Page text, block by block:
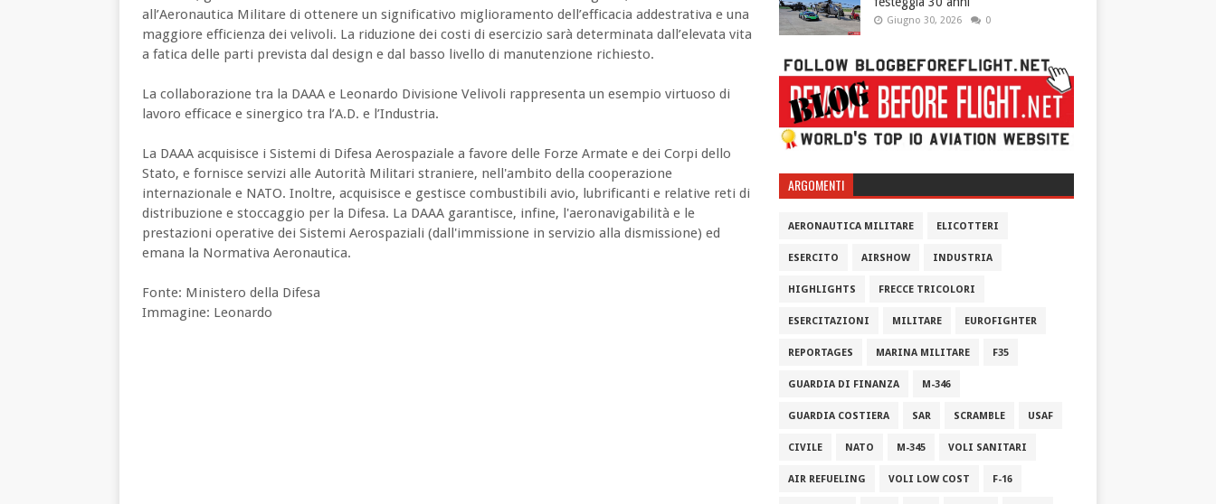
all’Aeronautica Militare di ottenere un significativo miglioramento dell’efficacia addestrativa e una
maggiore efficienza dei velivoli. La riduzione dei costi di esercizio sarà determinata dall’elevata vita
a fatica delle parti prevista dal design e dal basso livello di manutenzione richiesto.
La collaborazione tra la DAAA e Leonardo Divisione Velivoli rappresenta un esempio virtuoso di
lavoro efficace e sinergico tra l’A.D. e l’Industria.
La DAAA acquisisce i Sistemi di Difesa Aerospaziale a favore delle Forze Armate e dei Corpi dello
Stato, e fornisce servizi alle Autorità Militari straniere, nell'ambito della cooperazione
internazionale e NATO. Inoltre, acquisisce e gestisce combustibili avio, lubrificanti e relative reti di
distribuzione e stoccaggio per la Difesa. La DAAA garantisce, infine, l'aeronavigabilità e le
prestazioni operative dei Sistemi Aerospaziali (dall'immissione in servizio alla dismissione) ed
emana la Normativa Aeronautica.
Fonte: Ministero della Difesa
Immagine: Leonardo
Giugno 30, 2026 0
ARGOMENTI
AERONAUTICA MILITARE ELICOTTERI
ESERCITO AIRSHOW INDUSTRIA
HIGHLIGHTS FRECCE TRICOLORI
ESERCITAZIONI MILITARE EUROFIGHTER
REPORTAGES MARINA MILITARE F35
GUARDIA DI FINANZA M-346
GUARDIA COSTIERA SAR SCRAMBLE USAF
CIVILE NATO M-345 VOLI SANITARI
AIR REFUELING VOLI LOW COST F-16